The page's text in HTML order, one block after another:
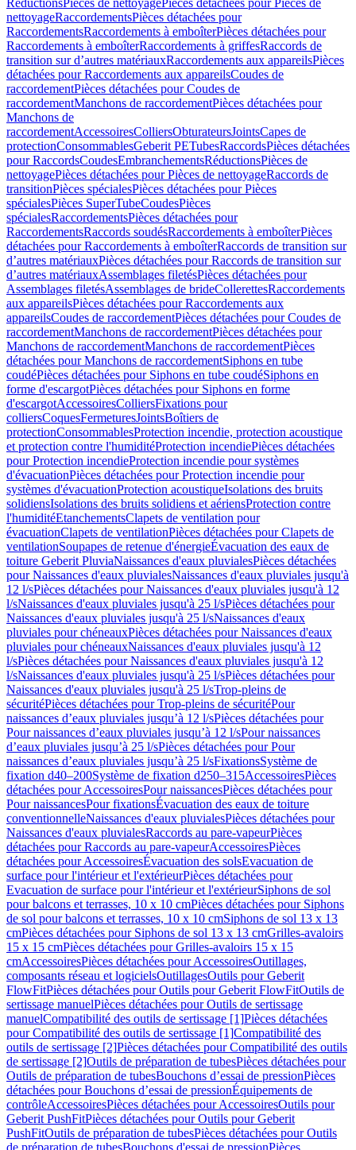
RéductionsPièces de nettoyagePièces détachées pour Pièces de
nettoyageRaccordementsPièces détachées pour
RaccordementsRaccordements à emboîterPièces détachées pour
Raccordements à emboîterRaccordements à griffesRaccords de
transition sur d’autres matériauxRaccordements aux appareilsPièces
détachées pour Raccordements aux appareilsCoudes de
raccordementPièces détachées pour Coudes de
raccordementManchons de raccordementPièces détachées pour
Manchons de
raccordementAccessoiresColliersObturateursJointsCapes de
protectionConsommablesGeberit PETubesRaccordsPièces détachées
pour RaccordsCoudesEmbranchementsRéductionsPièces de
nettoyagePièces détachées pour Pièces de nettoyageRaccords de
transitionPièces spécialesPièces détachées pour Pièces
spécialesPièces SuperTubeCoudesPièces
spécialesRaccordementsPièces détachées pour
RaccordementsRaccords soudésRaccordements à emboîterPièces
détachées pour Raccordements à emboîterRaccords de transition sur
d’autres matériauxPièces détachées pour Raccords de transition sur
d’autres matériauxAssemblages filetésPièces détachées pour
Assemblages filetésAssemblages de brideCollerettesRaccordements
aux appareilsPièces détachées pour Raccordements aux
appareilsCoudes de raccordementPièces détachées pour Coudes de
raccordementManchons de raccordementPièces détachées pour
Manchons de raccordementManchons de raccordementPièces
détachées pour Manchons de raccordementSiphons en tube
coudéPièces détachées pour Siphons en tube coudéSiphons en
forme d'escargotPièces détachées pour Siphons en forme
d'escargotAccessoiresColliersFixations pour
colliersCoquesFermeturesJointsBoîtiers de
protectionConsommablesProtection incendie, protection acoustique
et protection contre l'humiditéProtection incendiePièces détachées
pour Protection incendieProtection incendie pour systèmes
d'évacuationPièces détachées pour Protection incendie pour
systèmes d'évacuationProtection acoustiqueIsolations des bruits
solidiensIsolations des bruits solidiens et aériensProtection contre
l'humiditéEtanchementsClapets de ventilation pour
évacuationClapets de ventilationPièces détachées pour Clapets de
ventilationSoupapes de retenue d'énergieÉvacuation des eaux de
toiture Geberit PluviaNaissances d'eaux pluvialesPièces détachées
pour Naissances d'eaux pluvialesNaissances d'eaux pluviales jusqu'à
12 l/sPièces détachées pour Naissances d'eaux pluviales jusqu'à 12
l/sNaissances d'eaux pluviales jusqu'à 25 l/sPièces détachées pour
Naissances d'eaux pluviales jusqu'à 25 l/sNaissances d'eaux
pluviales pour chéneauxPièces détachées pour Naissances d'eaux
pluviales pour chéneauxNaissances d'eaux pluviales jusqu'à 12
l/sPièces détachées pour Naissances d'eaux pluviales jusqu'à 12
l/sNaissances d'eaux pluviales jusqu'à 25 l/sPièces détachées pour
Naissances d'eaux pluviales jusqu'à 25 l/sTrop-pleins de
sécuritéPièces détachées pour Trop-pleins de sécuritéPour
naissances d’eaux pluviales jusqu’à 12 l/sPièces détachées pour
Pour naissances d’eaux pluviales jusqu’à 12 l/sPour naissances
d’eaux pluviales jusqu’à 25 l/sPièces détachées pour Pour
naissances d’eaux pluviales jusqu’à 25 l/sFixationsSystème de
fixation d40–200Système de fixation d250–315AccessoiresPièces
détachées pour AccessoiresPour naissancesPièces détachées pour
Pour naissancesPour fixationsÉvacuation des eaux de toiture
conventionnelleNaissances d'eaux pluvialesPièces détachées pour
Naissances d'eaux pluvialesRaccords au pare-vapeurPièces
détachées pour Raccords au pare-vapeurAccessoiresPièces
détachées pour AccessoiresÉvacuation des solsEvacuation de
surface pour l'intérieur et l'extérieurPièces détachées pour
Evacuation de surface pour l'intérieur et l'extérieurSiphons de sol
pour balcons et terrasses, 10 x 10 cmPièces détachées pour Siphons
de sol pour balcons et terrasses, 10 x 10 cmSiphons de sol 13 x 13
cmPièces détachées pour Siphons de sol 13 x 13 cmGrilles-avaloirs
15 x 15 cmPièces détachées pour Grilles-avaloirs 15 x 15
cmAccessoiresPièces détachées pour AccessoiresOutillages,
composants réseau et logicielsOutillagesOutils pour Geberit
FlowFitPièces détachées pour Outils pour Geberit FlowFitOutils de
sertissage manuelPièces détachées pour Outils de sertissage
manuelCompatibilité des outils de sertissage [1]Pièces détachées
pour Compatibilité des outils de sertissage [1]Compatibilité des
outils de sertissage [2]Pièces détachées pour Compatibilité des outils
de sertissage [2]Outils de préparation de tubesPièces détachées pour
Outils de préparation de tubesBouchons d’essai de pressionPièces
détachées pour Bouchons d’essai de pressionÉquipements de
contrôleAccessoiresPièces détachées pour AccessoiresOutils pour
Geberit PushFitPièces détachées pour Outils pour Geberit
PushFitOutils de préparation de tubesPièces détachées pour Outils
de préparation de tubesBouchons d'essai de pressionPièces